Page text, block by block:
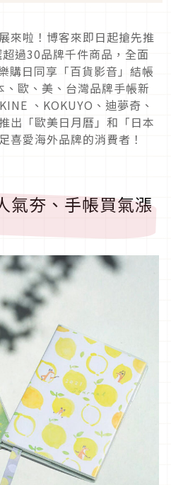
來啦！博客來即日起搶先推
過30品牌千件商品，全面
購日同享「百貨影音」結帳
歐、美、台灣品牌手帳新
、KOKUYO、迪夢奇、
出「歐美日月曆」和「日本
喜愛海外品牌的消費者！
氣夯、手帳買氣漲